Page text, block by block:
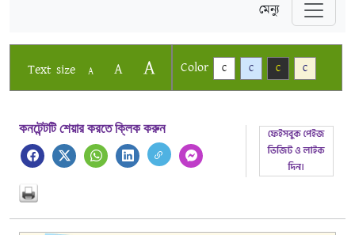
মেন্যু
Text size A A A Color C C C C
কনটেন্টটি শেয়ার করতে ক্লিক করুন